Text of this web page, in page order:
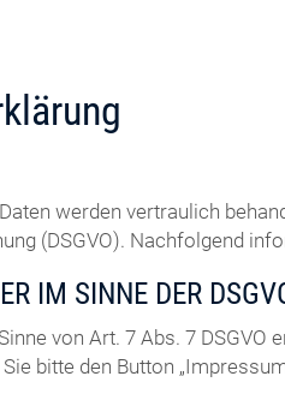
werden vertraulich
(DSGVO). Nachfolgend
IM SINNE DER
von Art. 7 Abs. 7 DSGVO
bitte den Button